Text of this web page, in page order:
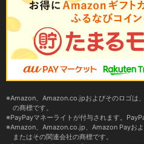
Amazon、Amazon.co.jpおよびそのロゴは
の商標です。
PayPayマネーライトが付与されます。
Amazon、Amazon.co.jp、Amazon Payお
またはその関連会社の商標です。